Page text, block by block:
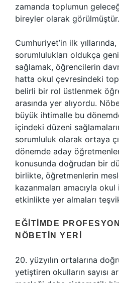
zamanda toplumun
bireyler olarak görülmüştür.
Cumhuriyet’in ilk
sorumlulukları oldukça
sağlamak, öğrencilerin
hatta okul çevresindeki
belirli bir rol üstlenmek
arasında yer alıyordu.
büyük ihtimalle bu
içindeki düzeni
sorumluluk olarak ortaya
dönemde aday
konusunda doğrudan bir
birlikte, öğretmenlerin
kazanmaları amacıyla
etkinlikte yer almaları
EĞITIMDE
NÖBETIN YERI
20. yüzyılın ortalarına
yetiştiren okulların sayısı